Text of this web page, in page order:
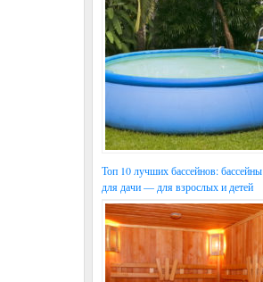
Топ 10 лучших бассейнов: бассейны
для дачи — для взрослых и детей